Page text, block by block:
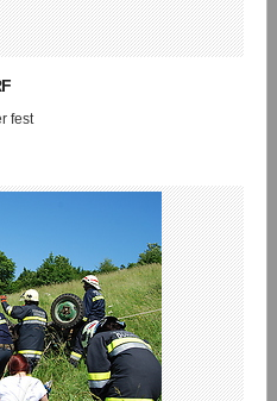
fest